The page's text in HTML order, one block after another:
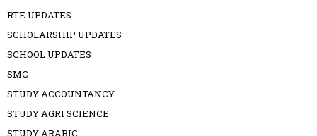
RTE UPDATES
SCHOLARSHIP UPDATES
SCHOOL UPDATES
SMC
STUDY ACCOUNTANCY
STUDY AGRI SCIENCE
STUDY ARABIC